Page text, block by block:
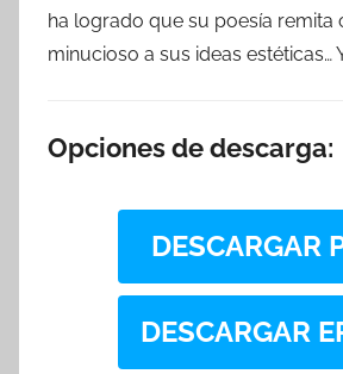
ha logrado que su poesía remita
minucioso a sus ideas estéticas…
Opciones de descarga:
DESCARGAR
DESCARGAR